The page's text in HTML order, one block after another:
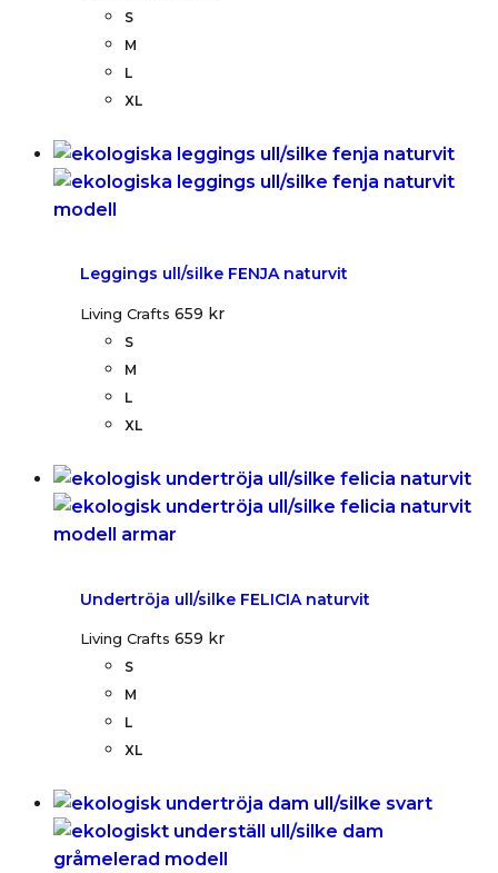
S
M
L
XL
Leggings ull/silke FENJA naturvit
Living Crafts 659 kr
S
M
L
XL
Undertröja ull/silke FELICIA naturvit
Living Crafts 659 kr
S
M
L
XL